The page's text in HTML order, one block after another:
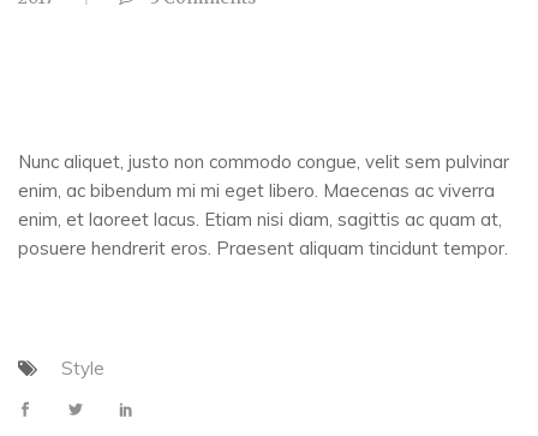
Nunc aliquet, justo non commodo congue, velit sem pulvinar
enim, ac bibendum mi mi eget libero. Maecenas ac viverra
enim, et laoreet lacus. Etiam nisi diam, sagittis ac quam at,
posuere hendrerit eros. Praesent aliquam tincidunt tempor.
Style